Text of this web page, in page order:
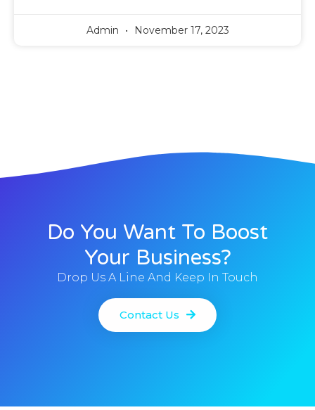
Admin November 17, 2023
Do You Want To Boost
Your Business?
Drop Us A Line And Keep In Touch
Contact Us